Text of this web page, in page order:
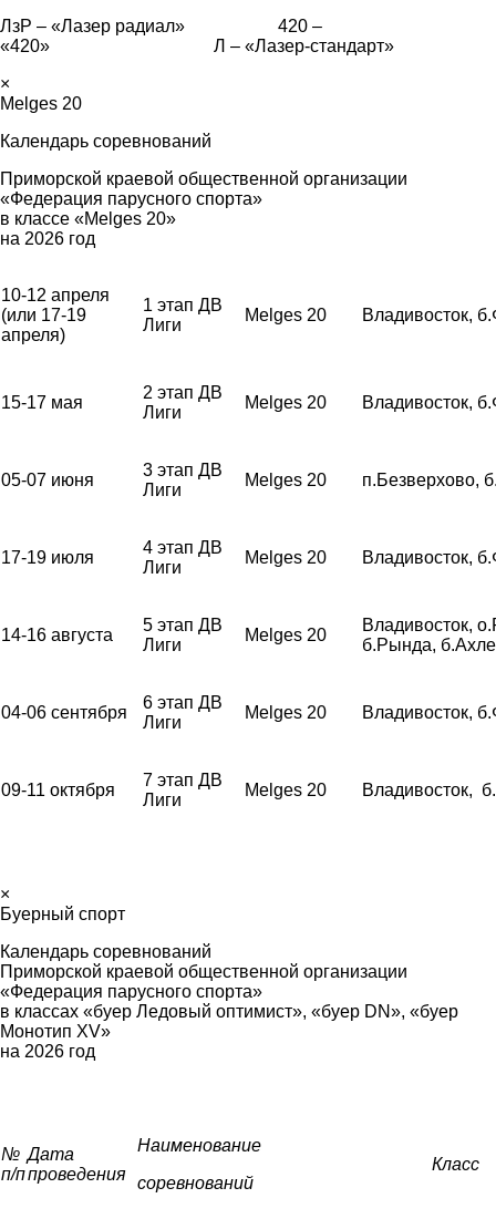
ЛзР – «Лазер радиал» 420 –
«420» Л – «Лазер-стандарт»
×
Melges 20
Календарь соревнований
Приморской краевой общественной организации
«Федерация парусного спорта»
в классе «Melges 20»
на 2026 год
10-12 апреля
(или 17-19
апреля)
1 этап ДВ
Лиги
Melges 20 Владивосток,
15-17 мая
2 этап ДВ
Лиги
Melges 20 Владивосток,
05-07 июня
3 этап ДВ
Лиги
Melges 20 п.Безверхово,
17-19 июля
4 этап ДВ
Лиги
Melges 20 Владивосток,
14-16 августа
5 этап ДВ
Лиги
Melges 20
Владивосток,
б.Рында,
04-06 сентября
6 этап ДВ
Лиги
Melges 20 Владивосток,
09-11 октября
7 этап ДВ
Лиги
Melges 20 Владивосток,
×
Буерный спорт
Календарь соревнований
Приморской краевой общественной организации
«Федерация парусного спорта»
в классах «буер Ледовый оптимист», «буер DN», «буер
Монотип XV»
на 2026 год
№
п/п
Дата
проведения
Наименование
соревнований
Класс